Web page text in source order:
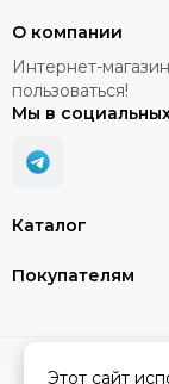
Каталог
Покупателям
О компании
Интернет-
пользоваться!
Мы в
Этот сайт